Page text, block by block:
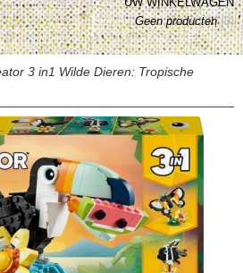
Geen producten(0)
3 in1 Wilde Dieren: Tropische